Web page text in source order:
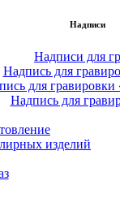
Надписи
Надписи для
Надпись для
для
Надпись для
изделий